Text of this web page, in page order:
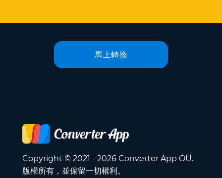
馬上轉換
Copyright © 2021 - 2026 Converter App OÜ.
版權所有，並保留一切權利。